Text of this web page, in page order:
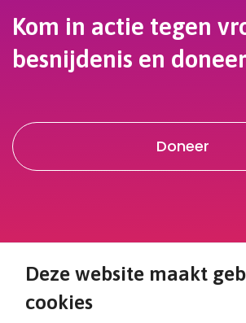
Kom in actie tegen
besnijdenis en
Doneer
Deze website maakt
cookies